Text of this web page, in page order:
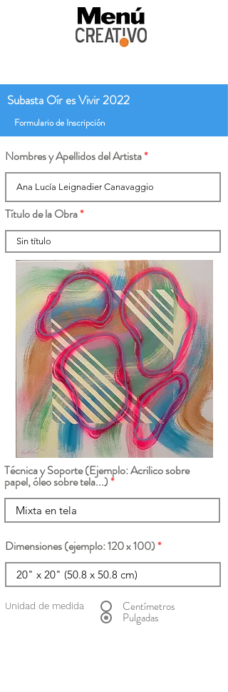
Subasta Oír es Vivir 2022
Formulario de Inscripción
Nombres y Apellidos del Artista
Título de la Obra
Técnica y Soporte (Ejemplo: Acrilico sobre
papel, óleo sobre tela...)
Dimensiones (ejemplo: 120 x 100)
Unidad de medida Centímetros
Pulgadas